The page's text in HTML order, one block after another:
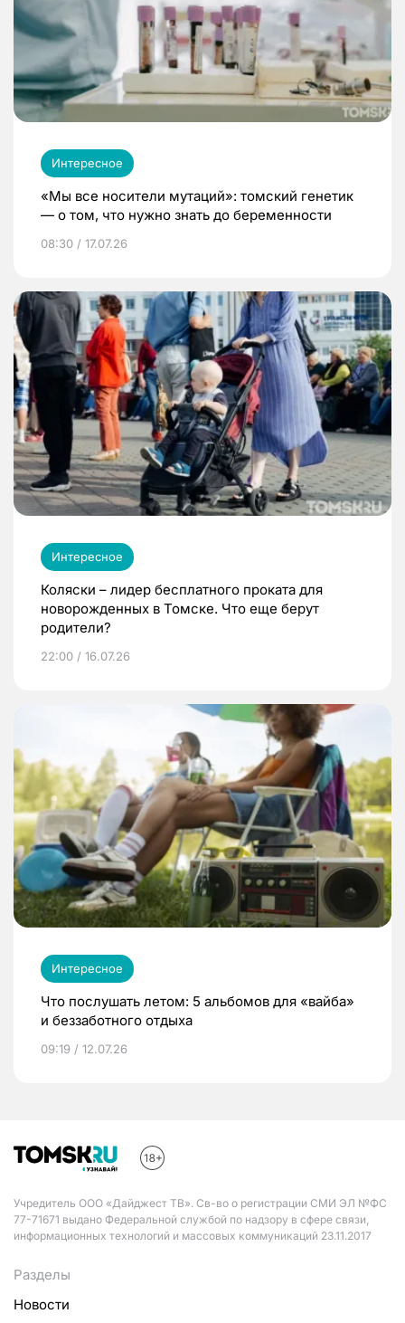
Интересное
«Мы все носители мутаций»: томский генетик
— о том, что нужно знать до беременности
08:30 / 17.07.26
Интересное
Коляски – лидер бесплатного проката для
новорожденных в Томске. Что еще берут
родители?
22:00 / 16.07.26
Интересное
Что послушать летом: 5 альбомов для «вайба»
и беззаботного отдыха
09:19 / 12.07.26
Учредитель ООО «Дайджест ТВ». Св-во о регистрации СМИ ЭЛ №ФС
77-71671 выдано Федеральной службой по надзору в сфере связи,
информационных технологий и массовых коммуникаций 23.11.2017
Разделы
Новости